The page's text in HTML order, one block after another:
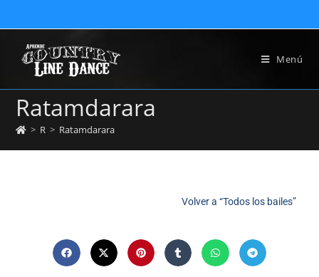
Menú
Ratamdarara
> R > Ratamdarara
Volver a “Todos los bailes”